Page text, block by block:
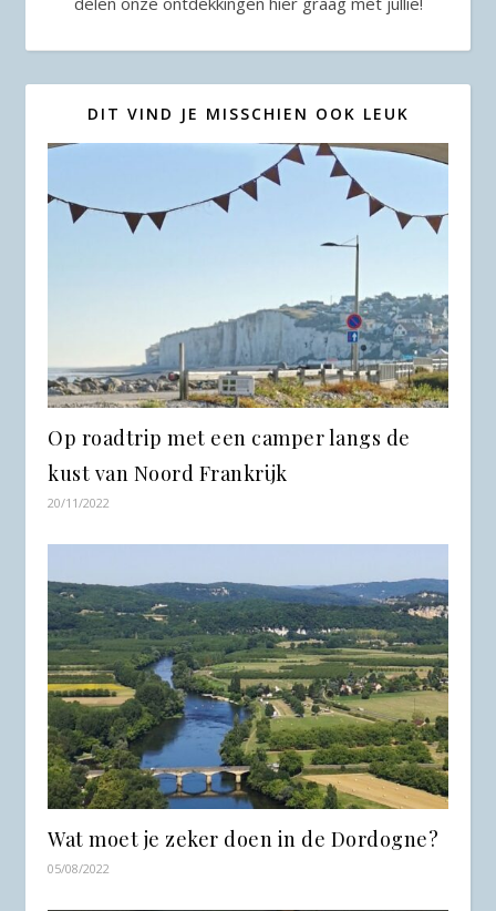
DIT VIND JE MISSCHIEN OOK LEUK
Op roadtrip met een camper langs de
kust van Noord Frankrijk
20/11/2022
Wat moet je zeker doen in de Dordogne?
05/08/2022